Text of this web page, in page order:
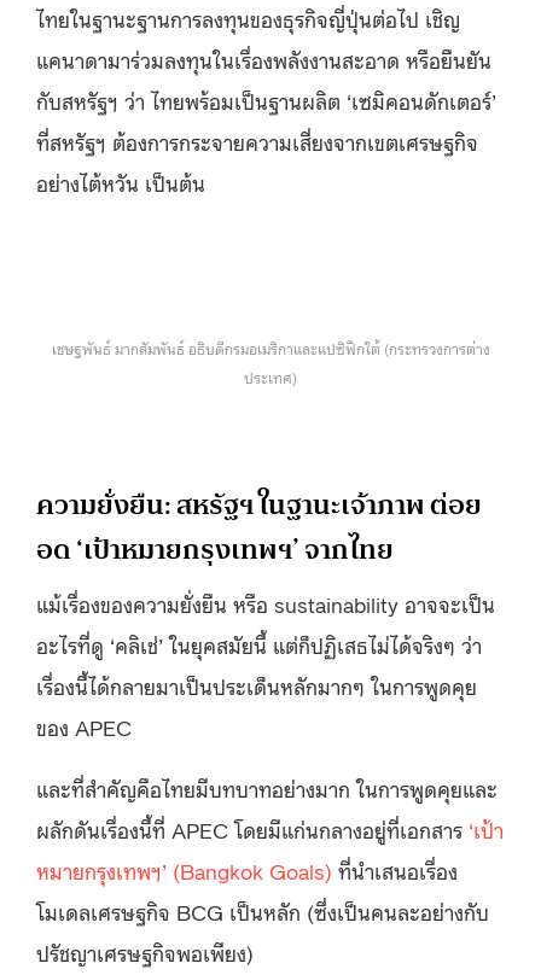
ไทยในฐานะฐานการลงทุนของธุรกิจญี่ปุ่นต่อไป เชิญ
แคนาดามาร่วมลงทุนในเรื่องพลังงานสะอาด หรือยืนยัน
กับสหรัฐฯ ว่า ไทยพร้อมเป็นฐานผลิต ‘เซมิคอนดักเตอร์’
ที่สหรัฐฯ ต้องการกระจายความเสี่ยงจากเขตเศรษฐกิจ
อย่างไต้หวัน เป็นต้น
เชษฐพันธ์ มากสัมพันธ์ อธิบดีกรมอเมริกาและแปซิฟิกใต้ (กระทรวงการต่าง
ประเทศ)
ความยั่งยืน: สหรัฐฯ ในฐานะเจ้าภาพ ต่อย
อด ‘เป้าหมายกรุงเทพฯ’ จากไทย
แม้เรื่องของความยั่งยืน หรือ sustainability อาจจะเป็น
อะไรที่ดู ‘คลิเช่’ ในยุคสมัยนี้ แต่ก็ปฏิเสธไม่ได้จริงๆ ว่า
เรื่องนี้ได้กลายมาเป็นประเด็นหลักมากๆ ในการพูดคุย
ของ APEC
และที่สำคัญคือไทยมีบทบาทอย่างมาก ในการพูดคุยและ
ผลักดันเรื่องนี้ที่ APEC โดยมีแก่นกลางอยู่ที่เอกสาร ‘เป้า
หมายกรุงเทพฯ’ (Bangkok Goals) ที่นำเสนอเรื่อง
โมเดลเศรษฐกิจ BCG เป็นหลัก (ซึ่งเป็นคนละอย่างกับ
ปรัชญาเศรษฐกิจพอเพียง)